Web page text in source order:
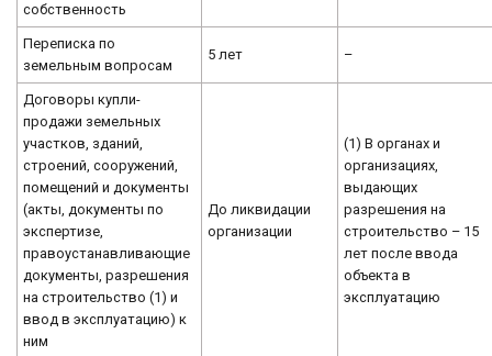
собственность
Переписка по
земельным вопросам
5 лет –
Договоры купли-
продажи земельных
участков, зданий,
строений, сооружений,
помещений и документы
(акты, документы по
экспертизе,
правоустанавливающие
документы, разрешения
на строительство (1) и
ввод в эксплуатацию) к
ним
До ликвидации
организации
(1) В органах и
организациях,
выдающих
разрешения на
строительство – 15
лет после ввода
объекта в
эксплуатацию